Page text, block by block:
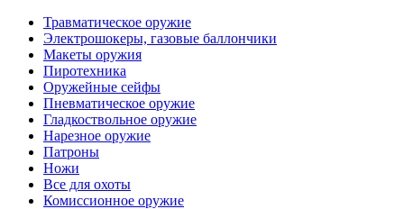
Травматическое оружие
Электрошокеры, газовые баллончики
Макеты оружия
Пиротехника
Оружейные сейфы
Пневматическое оружие
Гладкоствольное оружие
Нарезное оружие
Патроны
Ножи
Все для охоты
Комиссионное оружие